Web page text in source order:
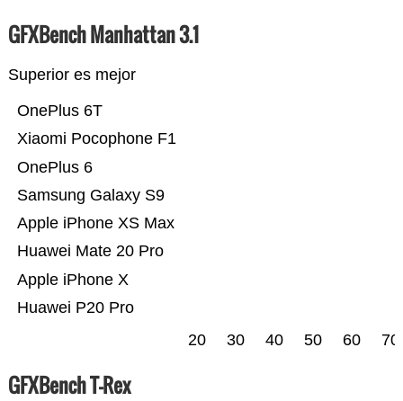
GFXBench Manhattan 3.1
Superior es mejor
Huawei P20 Pro
Apple iPhone X
Huawei Mate 20 Pro
Apple iPhone XS Max
Samsung Galaxy S9
OnePlus 6
Xiaomi Pocophone F1
OnePlus 6T
20 30 40 50 60 70
GFXBench T-Rex